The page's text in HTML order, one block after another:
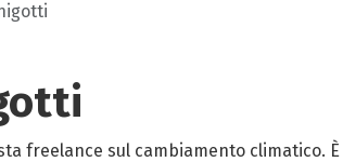
freelance sul cambiamento climatico.